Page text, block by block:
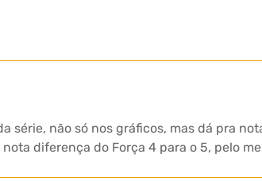
série, não só nos gráficos, mas dá pra
diferença do Força 4 para o 5, pelo